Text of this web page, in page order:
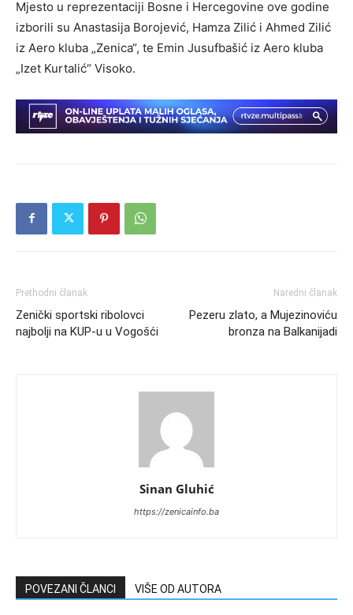
Mjesto u reprezentaciji Bosne i Hercegovine ove godine
izborili su Anastasija Borojević, Hamza Zilić i Ahmed Zilić
iz Aero kluba „Zenica“, te Emin Jusufbašić iz Aero kluba
„Izet Kurtalić“ Visoko.
Prethodni članak
Zenički sportski ribolovci
najbolji na KUP-u u Vogošći
Naredni članak
Pezeru zlato, a Mujezinoviću
bronza na Balkanijadi
Sinan Gluhić
https://zenicainfo.ba
POVEZANI ČLANCI VIŠE OD AUTORA